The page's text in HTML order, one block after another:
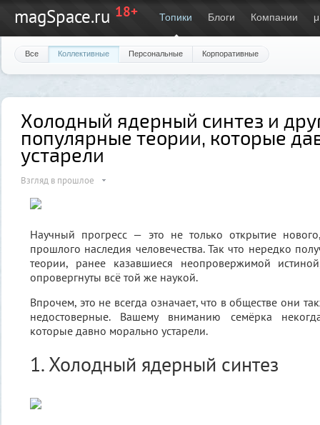
magSpace.ru 18+ Топики Блоги Компании μ
Все Коллективные Персональные Корпоративные
Холодный ядерный синтез и
популярные теории, которые
устарели
Взгляд в прошлое
Научный прогресс — это не только открытие
прошлого наследия человечества. Так что нередко
теории, ранее казавшиеся неопровержимой
опровергнуты всё той же наукой.
Впрочем, это не всегда означает, что в обществе они
недостоверные. Вашему вниманию семёрка
которые давно морально устарели.
1. Холодный ядерный синтез